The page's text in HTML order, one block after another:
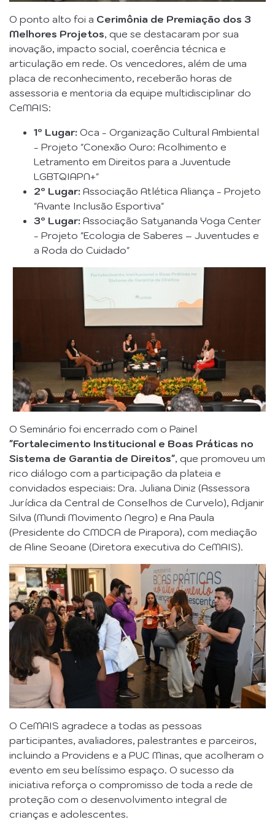
O ponto alto foi a Cerimônia de Premiação dos 3
Melhores Projetos, que se destacaram por sua
inovação, impacto social, coerência técnica e
articulação em rede. Os vencedores, além de uma
placa de reconhecimento, receberão horas de
assessoria e mentoria da equipe multidisciplinar do
CeMAIS:
1º Lugar: Oca - Organização Cultural Ambiental
- Projeto "Conexão Ouro: Acolhimento e
Letramento em Direitos para a Juventude
LGBTQIAPN+"
2º Lugar: Associação Atlética Aliança - Projeto
"Avante Inclusão Esportiva"
3º Lugar: Associação Satyananda Yoga Center
- Projeto "Ecologia de Saberes – Juventudes e
a Roda do Cuidado"
O Seminário foi encerrado com o Painel
"Fortalecimento Institucional e Boas Práticas no
Sistema de Garantia de Direitos", que promoveu um
rico diálogo com a participação da plateia e
convidados especiais: Dra. Juliana Diniz (Assessora
Jurídica da Central de Conselhos de Curvelo), Adjanir
Silva (Mundi Movimento Negro) e Ana Paula
(Presidente do CMDCA de Pirapora), com mediação
de Aline Seoane (Diretora executiva do CeMAIS).
O CeMAIS agradece a todas as pessoas
participantes, avaliadores, palestrantes e parceiros,
incluindo a Providens e a PUC Minas, que acolheram o
evento em seu belíssimo espaço. O sucesso da
iniciativa reforça o compromisso de toda a rede de
proteção com o desenvolvimento integral de
crianças e adolescentes.